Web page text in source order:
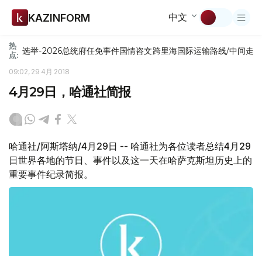
KAZINFORM 中文
热
点: 选举-2026总统府任免事件国情咨文跨里海国际运输路线/中间走廊
09:02, 29 4月 2018
4月29日，哈通社简报
哈通社/阿斯塔纳/4月29日 -- 哈通社为各位读者总结4月29
日世界各地的节日、事件以及这一天在哈萨克斯坦历史上的
重要事件纪录简报。